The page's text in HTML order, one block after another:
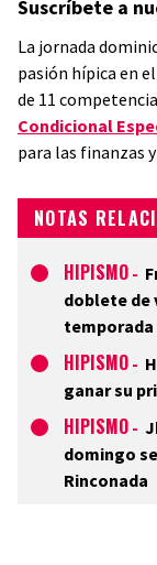
Suscríbete a
La jornada
pasión hípica en
de 11
Condicional
para las finanzas
NOTAS
HIPISMO -
doblete de
temporada
HIPISMO -
ganar su
HIPISMO -
domingo
Rinconada